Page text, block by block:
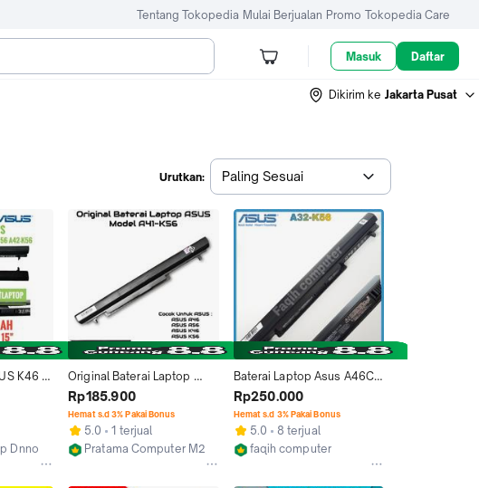
Tentang Tokopedia Mulai Berjualan Promo Tokopedia Care
Masuk Daftar
Dikirim ke Jakarta Pusat
Urutkan: Paling Sesuai
K46
K56 ORI
Dnnotebook
Original Baterai Laptop
Asus A46 A46C A46CA
A46CB A46CM A46 K46CA
K46CB K46CM A56 A41-
K56
Rp185.900
Hemat s.d 3% Pakai Bonus
5.0
1 terjual
Pratama Computer M2M
Baterai Laptop Asus A46C
A46CB A46CM K46CB
K46CM S46C S46CM A41-
K56
Rp250.000
Hemat s.d 3% Pakai Bonus
5.0
8 terjual
faqih computer